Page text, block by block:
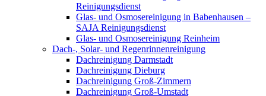
Reinigungsdienst
Glas- und Osmosereinigung in Babenhausen –
SAJA Reinigungsdienst
Glas- und Osmosereinigung Reinheim
Dach-, Solar- und Regenrinnenreinigung
Dachreinigung Darmstadt
Dachreinigung Dieburg
Dachreinigung Groß-Zimmern
Dachreinigung Groß-Umstadt